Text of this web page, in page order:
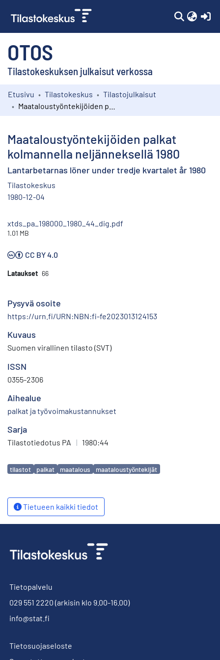
OTOS
Tilastokeskuksen julkaisut verkossa
Kokoelmat
Etusivu Tilastokeskus
Tilastojulkaisut
Maataloustyöntekijöiden palkat
kolmannella neljänneksellä 1980
Lantarbetarnas löner under tredje kvartalet år 1980
Tilastokeskus
1980-12-04
xtds_pa_198000_1980_44_dig.pdf
1.01 MB
CC BY 4.0
Lataukset 66
Pysyvä osoite
https://urn.fi/URN:NBN:fi-fe2023013124153
Kuvaus
Suomen virallinen tilasto (SVT)
ISSN
0355-2306
Aihealue
palkat ja työvoimakustannukset
Sarja
Tilastotiedotus PA | 1980:44
Avainsanat
tilastot palkat maatalous maataloustyöntekijät
Tietueen kaikki tiedot
Tietopalvelu
029 551 2220 (arkisin klo 9.00-16.00)
info@stat.fi
Tietosuojaseloste